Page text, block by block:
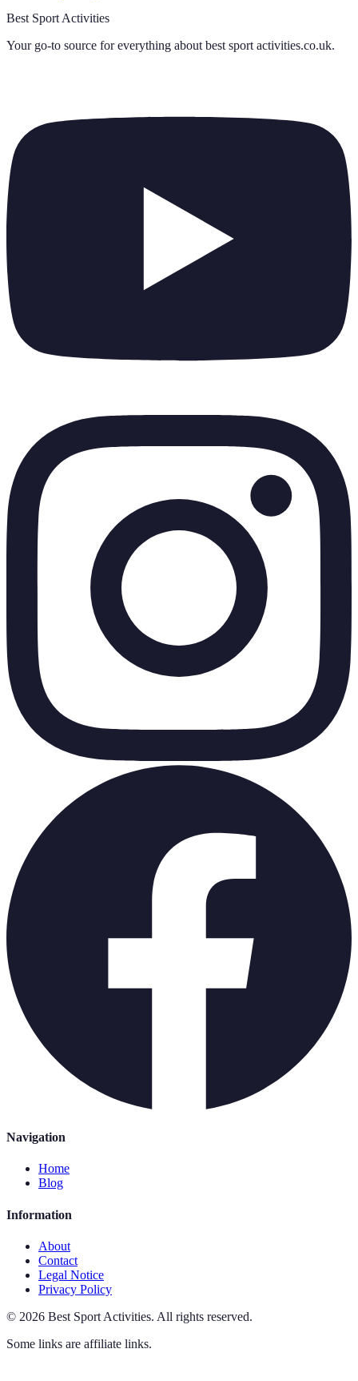
Best Sport Activities
Your go-to source for everything about best sport activities.co.uk.
Navigation
Home
Blog
Information
About
Contact
Legal Notice
Privacy Policy
© 2026 Best Sport Activities. All rights reserved.
Some links are affiliate links.